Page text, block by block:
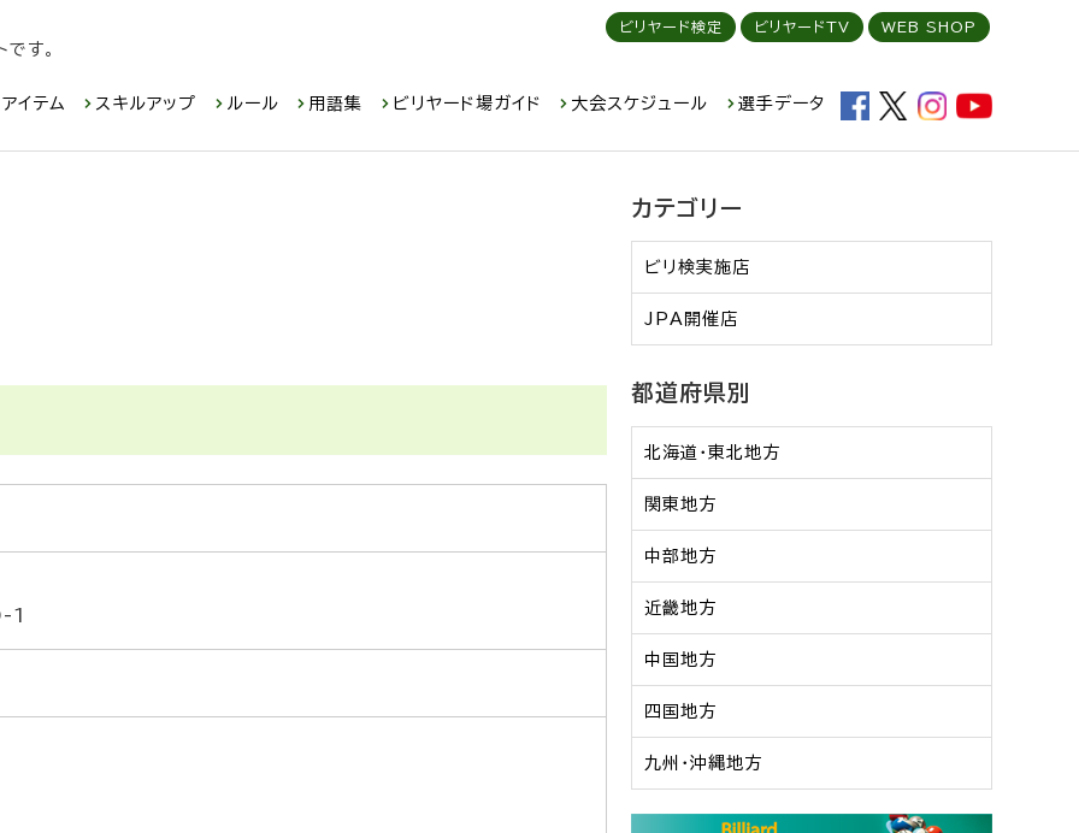
す。
イテム スキルアップ ルール 用語集 ビリヤード場ガイド 大会スケジュール 選手データ
ビリヤード検定 ビリヤードTV WEB SHOP
1
カテゴリー
ビリ検実施店
JPA開催店
都道府県別
北海道・東北地方
関東地方
中部地方
近畿地方
中国地方
四国地方
九州・沖縄地方